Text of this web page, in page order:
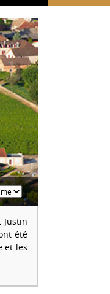
été
et les